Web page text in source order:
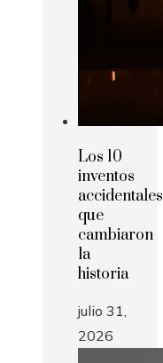
Los 10
inventos
accidentales
que
cambiaron
la
historia
julio 31,
2026